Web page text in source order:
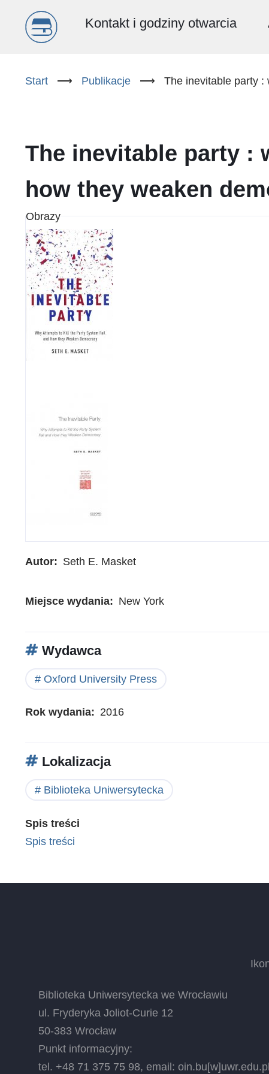
Menu
(PL)
Kontakt i godziny otwarcia
Start ⟶ Publikacje ⟶ The inevitable party :
The inevitable party :
how they weaken
Obrazy
Autor Seth E. Masket
Miejsce wydania New York
Wydawca
Oxford University Press
Rok wydania 2016
Lokalizacja
Biblioteka Uniwersytecka
Spis treści
Spis treści
Biblioteka Uniwersytecka we Wrocławiu
ul. Fryderyka Joliot-Curie 12
50-383 Wrocław
Punkt informacyjny:
tel. +48 71 375 75 98, email: oin.bu[w]uwr.edu.pl